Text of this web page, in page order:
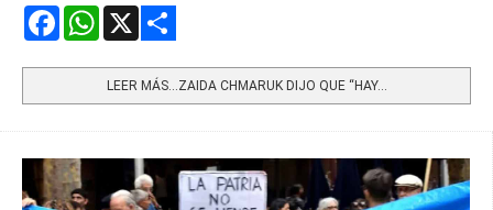
FacebookWhatsApp
LEER MÁS…ZAIDA CHMARUK DIJO QUE “HAY...